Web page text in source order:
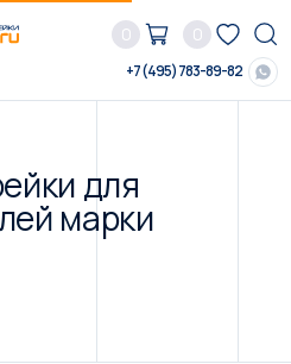
0 0
+7 (495) 783-89-82
для
марки